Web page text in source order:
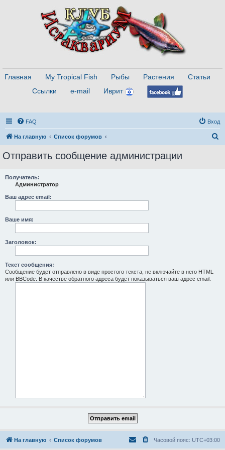
Главная My Tropical Fish Рыбы Растения
Статьи
Ссылки
e-mail Иврит
FAQ Вход
На главную Список форумов
Отправить сообщение администрации
Получатель:
Администратор
Ваш адрес email:
Ваше имя:
Заголовок:
Текст сообщения:
Сообщение будет отправлено в виде простого текста, не включайте в него HTML
или BBCode. В качестве обратного адреса будет показываться ваш адрес email.
На главную Список форумов Часовой пояс: UTC+03:00